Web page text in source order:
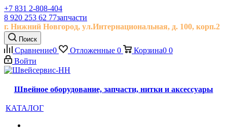
+7 831 2-808-404
8 920 253 62 77запчасти
г. Нижний Новгород, ул.Интернациональная, д. 100, корп.2
Поиск
Сравнение0 Отложенные 0 Корзина0 0
Войти
Швейное оборудование, запчасти, нитки и аксессуары
КАТАЛОГ